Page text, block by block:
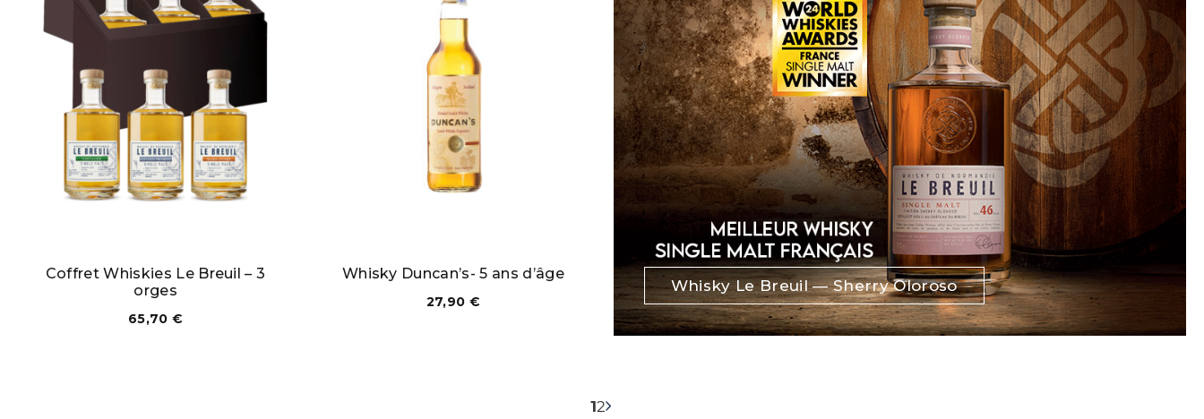
Coffret Whiskies Le Breuil – 3
orges
65,70 €
Whisky Duncan’s- 5 ans d’âge
27,90 €
Whisky Le Breuil — Sherry Oloroso
12